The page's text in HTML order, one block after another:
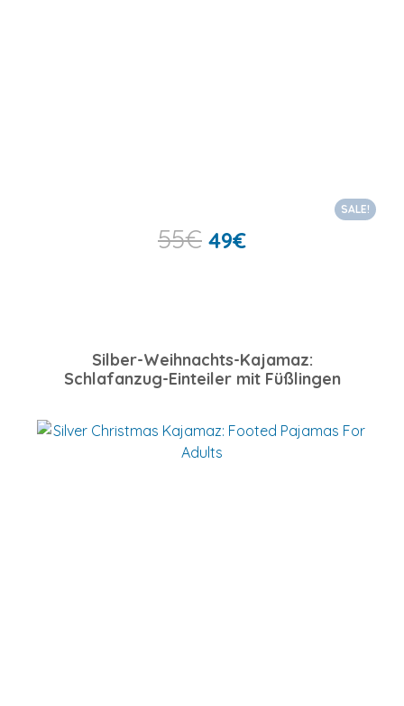
SALE!
55€ 49€
Silber-Weihnachts-Kajamaz:
Schlafanzug-Einteiler mit Füßlingen